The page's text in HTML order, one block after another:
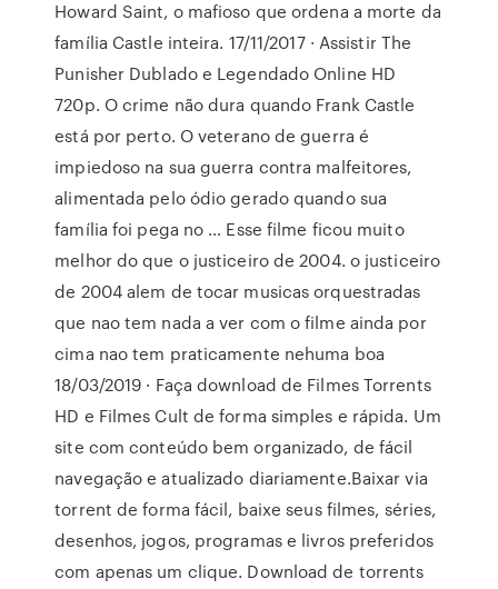
Howard Saint, o mafioso que ordena a morte da
família Castle inteira. 17/11/2017 · Assistir The
Punisher Dublado e Legendado Online HD
720p. O crime não dura quando Frank Castle
está por perto. O veterano de guerra é
impiedoso na sua guerra contra malfeitores,
alimentada pelo ódio gerado quando sua
família foi pega no … Esse filme ficou muito
melhor do que o justiceiro de 2004. o justiceiro
de 2004 alem de tocar musicas orquestradas
que nao tem nada a ver com o filme ainda por
cima nao tem praticamente nehuma boa
18/03/2019 · Faça download de Filmes Torrents
HD e Filmes Cult de forma simples e rápida. Um
site com conteúdo bem organizado, de fácil
navegação e atualizado diariamente.Baixar via
torrent de forma fácil, baixe seus filmes, séries,
desenhos, jogos, programas e livros preferidos
com apenas um clique. Download de torrents